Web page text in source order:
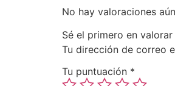
No hay valoraciones
Sé el primero en
Tu dirección de correo
Tu puntuación *